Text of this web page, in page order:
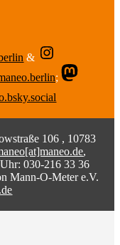
&
;
106 , 10783
,
030-216 33 36
Mann-O-Meter e.V.